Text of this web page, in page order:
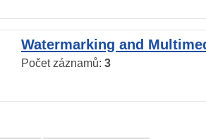
Watermarking and
Počet záznamů: 3